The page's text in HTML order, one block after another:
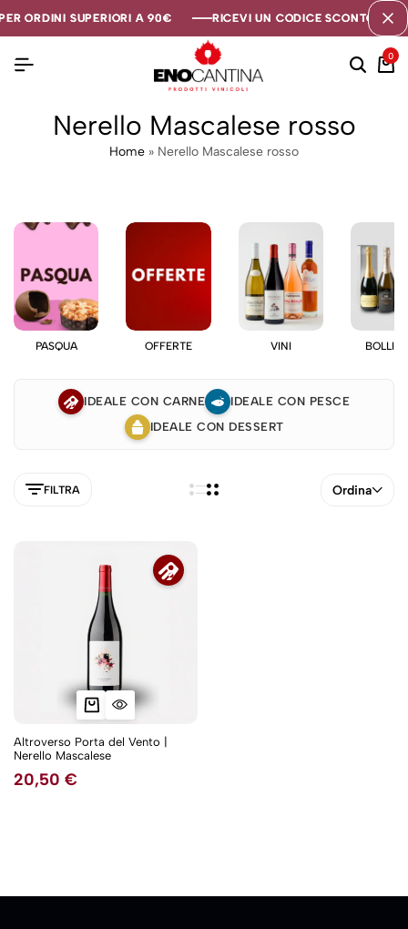
ORDINI SUPERIORI A 90€ RICEVI UN CODICE SCONTO DI
ORDINI SUPERIORI A 90€ RICEVI UN CODICE SCONTO DI
ORDINI SUPERIORI A 90€ RICEVI UN CODICE SCONTO DI
0
Nerello Mascalese rosso
Home » Nerello Mascalese rosso
PASQUA OFFERTE VINI
IDEALE CON CARNE
IDEALE CON PESCE
IDEALE CON DESSERT
FILTRA Ordina
Altroverso Porta del Vento |
Nerello Mascalese
20,50 €
5NEW